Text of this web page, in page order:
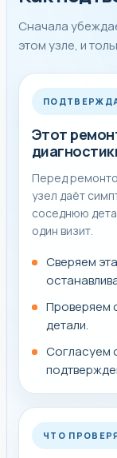
стоимость
выезда
После
техники под
От чего
На срок влияет
элементов и
Поэтому мы не
сначала
Когда одной
Чаще всего по
скрывается в
подшипниковом
управления.
точную причину
Сначала
этом узле, и
Этот
Перед
узел даёт
соседнюю
один визит.
Сверяем
Проверяем
детали.
Согласуем
ЧТО